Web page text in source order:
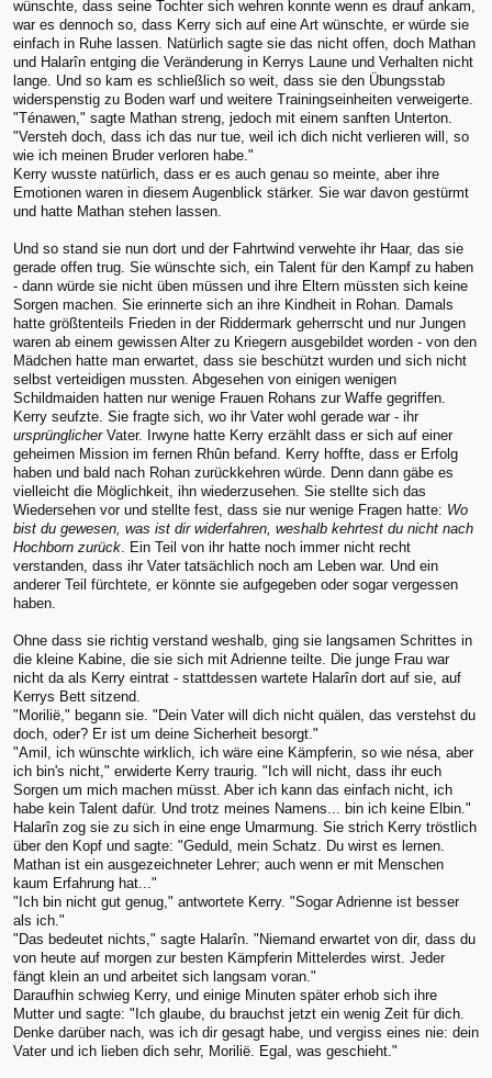
wünschte, dass seine Tochter sich wehren konnte wenn es drauf ankam,
war es dennoch so, dass Kerry sich auf eine Art wünschte, er würde sie
einfach in Ruhe lassen. Natürlich sagte sie das nicht offen, doch Mathan
und Halarîn entging die Veränderung in Kerrys Laune und Verhalten nicht
lange. Und so kam es schließlich so weit, dass sie den Übungsstab
widerspenstig zu Boden warf und weitere Trainingseinheiten verweigerte.
"Ténawen," sagte Mathan streng, jedoch mit einem sanften Unterton.
"Versteh doch, dass ich das nur tue, weil ich dich nicht verlieren will, so
wie ich meinen Bruder verloren habe."
Kerry wusste natürlich, dass er es auch genau so meinte, aber ihre
Emotionen waren in diesem Augenblick stärker. Sie war davon gestürmt
und hatte Mathan stehen lassen.
Und so stand sie nun dort und der Fahrtwind verwehte ihr Haar, das sie
gerade offen trug. Sie wünschte sich, ein Talent für den Kampf zu haben
- dann würde sie nicht üben müssen und ihre Eltern müssten sich keine
Sorgen machen. Sie erinnerte sich an ihre Kindheit in Rohan. Damals
hatte größtenteils Frieden in der Riddermark geherrscht und nur Jungen
waren ab einem gewissen Alter zu Kriegern ausgebildet worden - von den
Mädchen hatte man erwartet, dass sie beschützt wurden und sich nicht
selbst verteidigen mussten. Abgesehen von einigen wenigen
Schildmaiden hatten nur wenige Frauen Rohans zur Waffe gegriffen.
Kerry seufzte. Sie fragte sich, wo ihr Vater wohl gerade war - ihr
ursprünglicherVater. Irwyne hatte Kerry erzählt dass er sich auf einer
geheimen Mission im fernen Rhûn befand. Kerry hoffte, dass er Erfolg
haben und bald nach Rohan zurückkehren würde. Denn dann gäbe es
vielleicht die Möglichkeit, ihn wiederzusehen. Sie stellte sich das
Wiedersehen vor und stellte fest, dass sie nur wenige Fragen hatte: Wo
bist du gewesen, was ist dir widerfahren, weshalb kehrtest du nicht nach
Hochborn zurück . Ein Teil von ihr hatte noch immer nicht recht
verstanden, dass ihr Vater tatsächlich noch am Leben war. Und ein
anderer Teil fürchtete, er könnte sie aufgegeben oder sogar vergessen
haben.
Ohne dass sie richtig verstand weshalb, ging sie langsamen Schrittes in
die kleine Kabine, die sie sich mit Adrienne teilte. Die junge Frau war
nicht da als Kerry eintrat - stattdessen wartete Halarîn dort auf sie, auf
Kerrys Bett sitzend.
"Morilië," begann sie. "Dein Vater will dich nicht quälen, das verstehst du
doch, oder? Er ist um deine Sicherheit besorgt."
"Amil, ich wünschte wirklich, ich wäre eine Kämpferin, so wie nésa, aber
ich bin's nicht," erwiderte Kerry traurig. "Ich will nicht, dass ihr euch
Sorgen um mich machen müsst. Aber ich kann das einfach nicht, ich
habe kein Talent dafür. Und trotz meines Namens... bin ich keine Elbin."
Halarîn zog sie zu sich in eine enge Umarmung. Sie strich Kerry tröstlich
über den Kopf und sagte: "Geduld, mein Schatz. Du wirst es lernen.
Mathan ist ein ausgezeichneter Lehrer; auch wenn er mit Menschen
kaum Erfahrung hat..."
"Ich bin nicht gut genug," antwortete Kerry. "Sogar Adrienne ist besser
als ich."
"Das bedeutet nichts," sagte Halarîn. "Niemand erwartet von dir, dass du
von heute auf morgen zur besten Kämpferin Mittelerdes wirst. Jeder
fängt klein an und arbeitet sich langsam voran."
Daraufhin schwieg Kerry, und einige Minuten später erhob sich ihre
Mutter und sagte: "Ich glaube, du brauchst jetzt ein wenig Zeit für dich.
Denke darüber nach, was ich dir gesagt habe, und vergiss eines nie: dein
Vater und ich lieben dich sehr, Morilië. Egal, was geschieht."